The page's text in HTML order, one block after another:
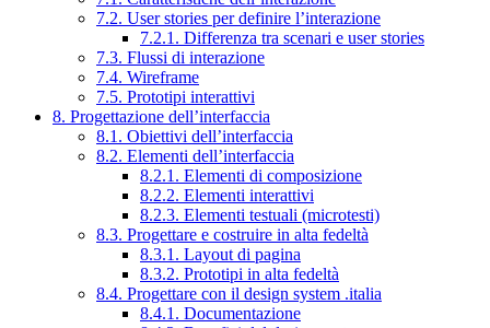
7.2. User stories per definire l’interazione
7.2.1. Differenza tra scenari e user stories
7.3. Flussi di interazione
7.4. Wireframe
7.5. Prototipi interattivi
8. Progettazione dell’interfaccia
8.1. Obiettivi dell’interfaccia
8.2. Elementi dell’interfaccia
8.2.1. Elementi di composizione
8.2.2. Elementi interattivi
8.2.3. Elementi testuali (microtesti)
8.3. Progettare e costruire in alta fedeltà
8.3.1. Layout di pagina
8.3.2. Prototipi in alta fedeltà
8.4. Progettare con il design system .italia
8.4.1. Documentazione